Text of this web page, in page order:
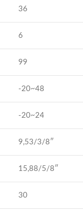
36
6
99
-20~48
-20~24
9,53/3/8″
15,88/5/8″
30